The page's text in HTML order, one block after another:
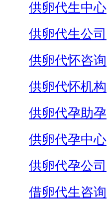
供卵代生中心
供卵代生公司
供卵代怀咨询
供卵代怀机构
供卵代孕助孕
供卵代孕中心
供卵代孕公司
借卵代生咨询